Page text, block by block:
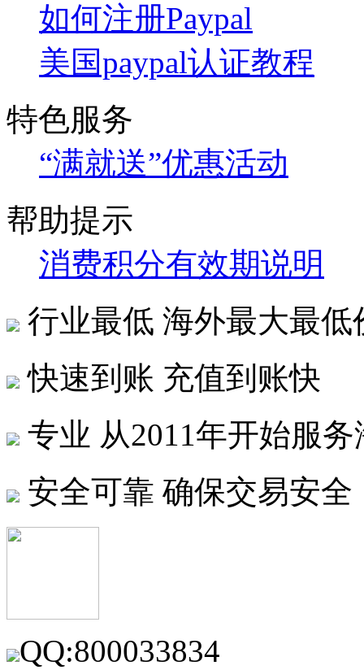
如何注册Paypal
美国paypal认证教程
特色服务
“满就送”优惠活动
帮助提示
消费积分有效期说明
行业最低 海外最大最低
快速到账 充值到账快
专业 从2011年开始服
安全可靠 确保交易安全
QQ:800033834